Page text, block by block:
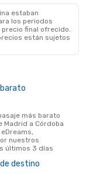
estaban
los periodos
final ofrecido.
están sujetos
Madrid a Córdoba
nuestros
últimos 3 días
destino